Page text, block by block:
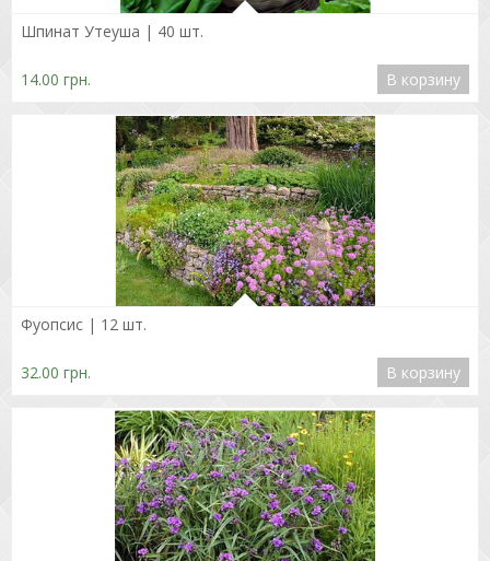
Шпинат Утеуша | 40 шт.
14.00 грн. В корзину
Фуопсис | 12 шт.
32.00 грн. В корзину